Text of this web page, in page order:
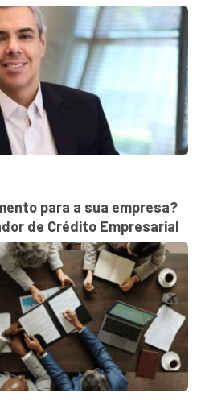
para a sua empresa?
de Crédito Empresarial